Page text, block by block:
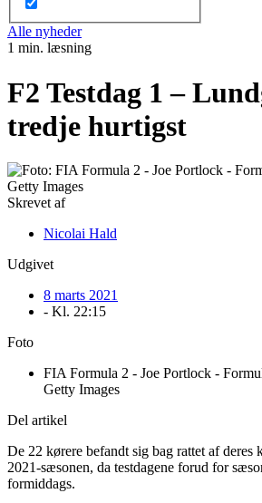
Alle nyheder
1 min. læsning
F2 Testdag 1 –
tredje hurtigst
Skrevet af
Nicolai Hald
Udgivet
8 marts 2021
- Kl. 22:15
Foto
FIA Formula 2 - Joe Portlock -
Getty Images
Del artikel
De 22 kørere befandt sig bag rattet af deres
2021-sæsonen, da testdagene forud for
formiddags.